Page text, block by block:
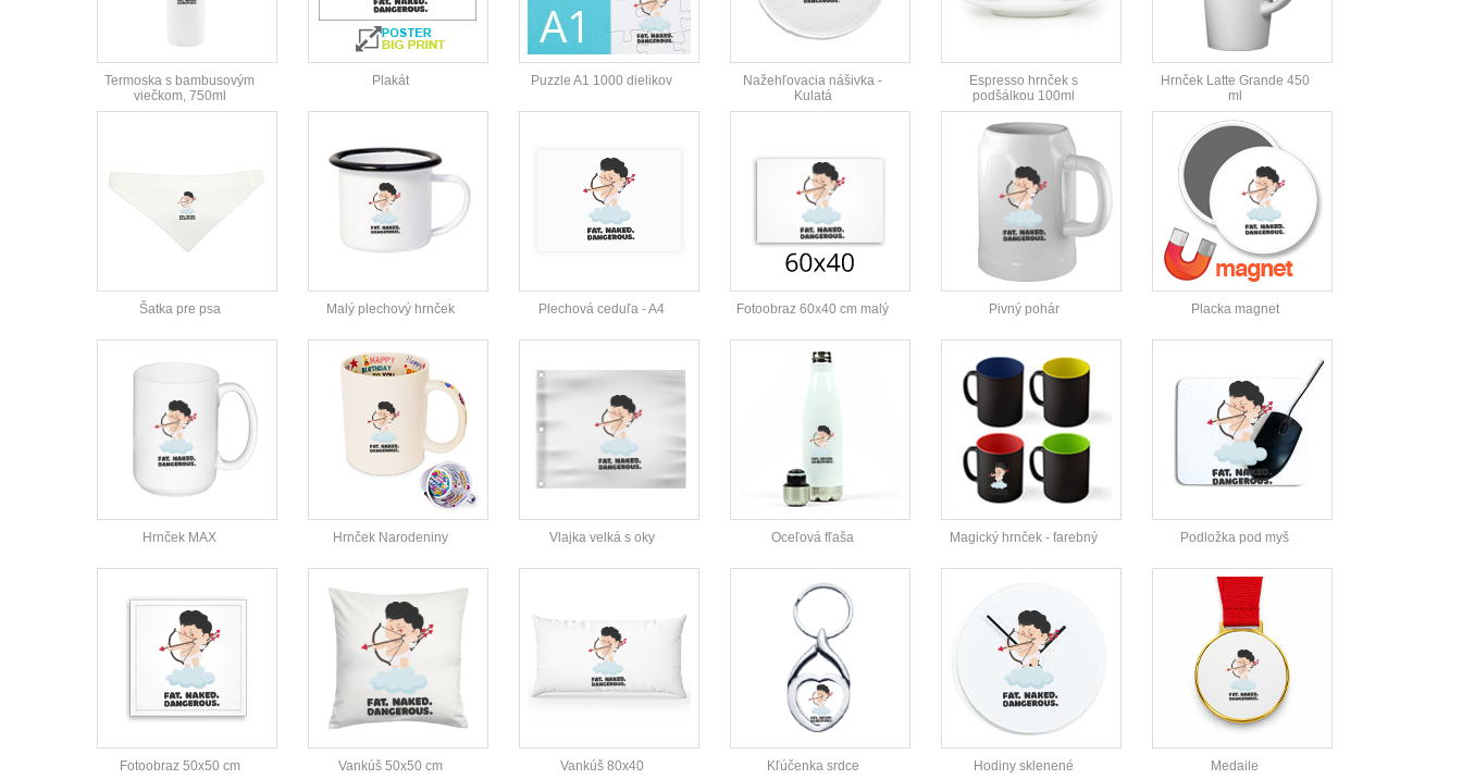
Termoska s bambusovým
viečkom, 750ml
Plakát Puzzle A1 1000 dielikov
Nažehľovacia nášivka -
Kulatá
Espresso hrnček s
podšálkou 100ml
Hrnček Latte Grande 450
ml
Šatka pre psa Malý plechový hrnček Plechová ceduľa - A4 Fotoobraz 60x40 cm malý Pivný pohár Placka magnet
Hrnček MAX Hrnček Narodeniny Vlajka velká s oky Oceľová fľaša Magický hrnček - farebný Podložka pod myš
Fotoobraz 50x50 cm Vankúš 50x50 cm Vankúš 80x40 Kľúčenka srdce Hodiny sklenené Medaile